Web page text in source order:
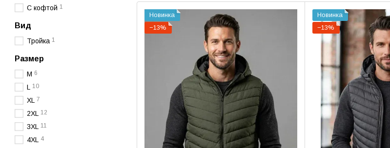
Новинка
−13%
Новинка
−13%
С кофтой 1
Вид
Тройка 1
Размер
M 6
L 10
XL 7
2XL 12
3XL 11
4XL 4